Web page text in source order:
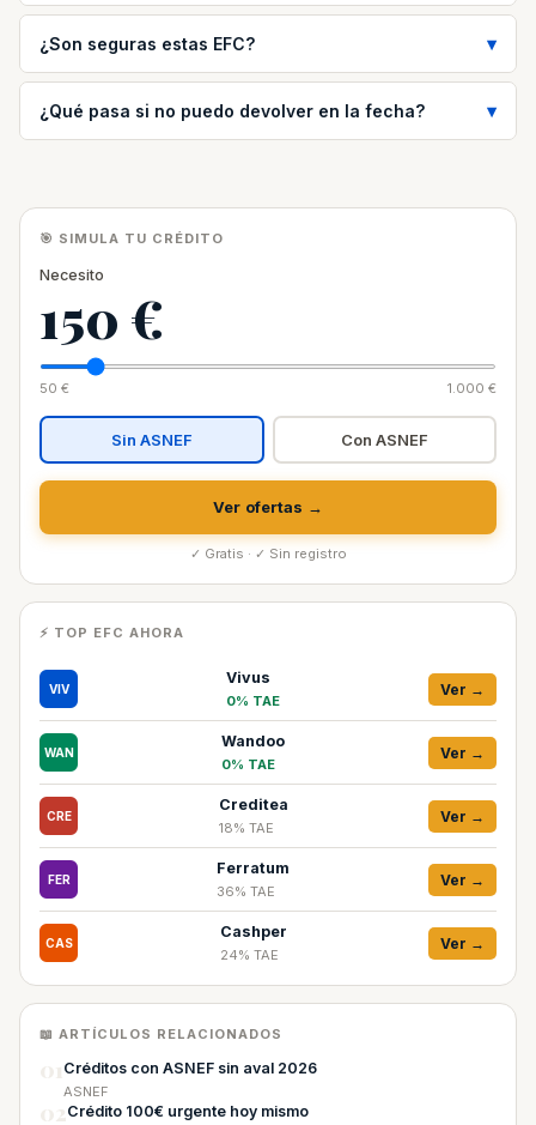
¿Son seguras estas EFC?
¿Qué pasa si no puedo devolver en la fecha?
🎯 SIMULA TU CRÉDITO
Necesito
150 €
50 € 1.000 €
Sin ASNEF Con ASNEF
Ver ofertas →
✓ Gratis · ✓ Sin registro
⚡ TOP EFC AHORA
VIV
Vivus
0% TAE
Ver →
WAN
Wandoo
0% TAE
Ver →
CRE
Creditea
18% TAE
Ver →
FER
Ferratum
36% TAE
Ver →
CAS
Cashper
24% TAE
Ver →
📖 ARTÍCULOS RELACIONADOS
Créditos con ASNEF sin aval 2026
ASNEF
Crédito 100€ urgente hoy mismo